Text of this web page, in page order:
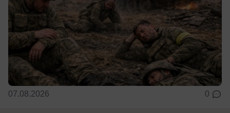
07.08.2026 0